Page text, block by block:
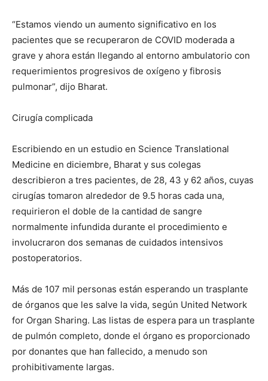
“Estamos viendo un aumento significativo en los
pacientes que se recuperaron de COVID moderada a
grave y ahora están llegando al entorno ambulatorio con
requerimientos progresivos de oxígeno y fibrosis
pulmonar”, dijo Bharat.
Cirugía complicada
Escribiendo en un estudio en Science Translational
Medicine en diciembre, Bharat y sus colegas
describieron a tres pacientes, de 28, 43 y 62 años, cuyas
cirugías tomaron alrededor de 9.5 horas cada una,
requirieron el doble de la cantidad de sangre
normalmente infundida durante el procedimiento e
involucraron dos semanas de cuidados intensivos
postoperatorios.
Más de 107 mil personas están esperando un trasplante
de órganos que les salve la vida, según United Network
for Organ Sharing. Las listas de espera para un trasplante
de pulmón completo, donde el órgano es proporcionado
por donantes que han fallecido, a menudo son
prohibitivamente largas.